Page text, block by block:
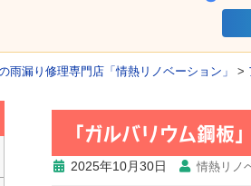
雨漏り修理専門店「情熱リノベーション」 >
「ガルバリウム鋼
2025年10月30日 情熱リノ